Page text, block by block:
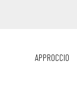
APPROCCIO